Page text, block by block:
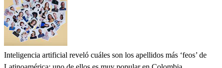
Inteligencia artificial reveló cuáles son los apellidos más ‘feos’ de